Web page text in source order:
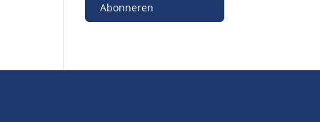
Abonneren